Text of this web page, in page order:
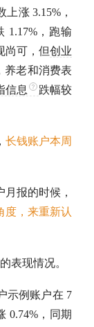
涨 3.15%，
1.17%，跑输
尚可，但创业
养老和消费表
信息
跌幅较
长钱账户本周
报的时候，
度，来重新认
表现情况。
示例账户在 7
0.74%，同期